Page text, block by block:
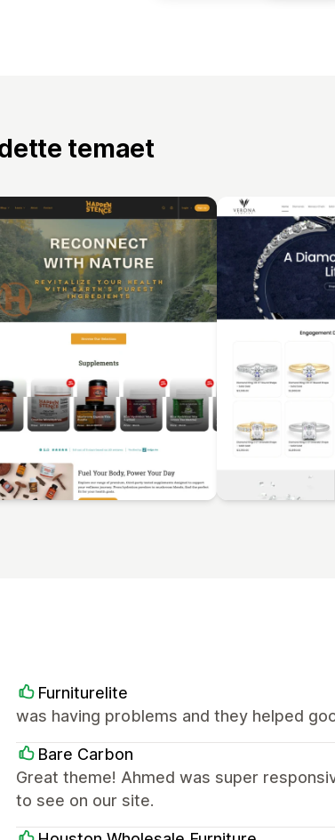
temaet
Furniturelite
was having problems and they helped
Bare Carbon
Great theme! Ahmed was super
to see on our site.